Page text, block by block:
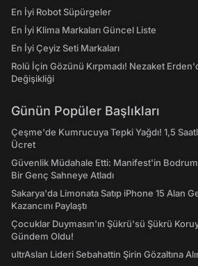
En İyi Robot Süpürgeler
En İyi Klima Markaları Güncel Liste
En İyi Çeyiz Seti Markaları
Rolü İçin Gözünü Kırpmadı! Nezaket
Değişikliği
Günün Popüler Başlıkları
Çeşme'de Kumrucuya Tepki Yağdı! 1,5
Ücret
Güvenlik Müdahale Etti: Manifest'in
Bir Genç Sahneye Atladı
Sakarya'da Limonata Satıp iPhone 15 Alan
Kazancını Paylaştı
Çocuklar Duymasın'ın Şükrü'sü Şükrü
Gündem Oldu!
ultrAslan Lideri Sebahattin Şirin Gözaltına